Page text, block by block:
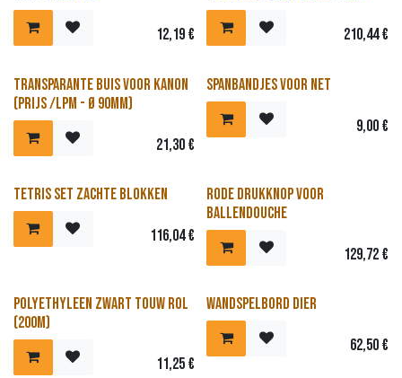
12,19€ 210,44€
Transparante buis voor kanon
(prijs /lpm - Ø 90mm)
21,30€
Spanbandjes voor net
9,00€
Nieuw!
Tetris set zachte blokken
116,04€
Rode drukknop voor
ballendouche
129,72€
Polyethyleen zwart touw rol
(200m)
11,25€
Nieuw!
Wandspelbord Dier
62,50€